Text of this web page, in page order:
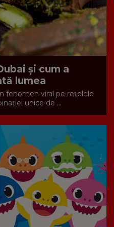
și cum a
lumea
fenomen viral pe rețelele
unice de ...